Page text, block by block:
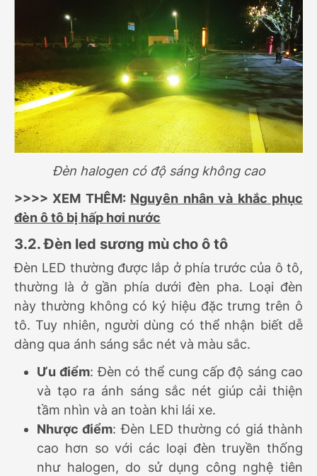
Đèn halogen có độ sáng không cao
>>>> XEM THÊM: Nguyên nhân và khắc phục
đèn ô tô bị hấp hơi nước
3.2. Đèn led sương mù cho ô tô
Đèn LED thường được lắp ở phía trước của ô tô,
thường là ở gần phía dưới đèn pha. Loại đèn
này thường không có ký hiệu đặc trưng trên ô
tô. Tuy nhiên, người dùng có thể nhận biết dễ
dàng qua ánh sáng sắc nét và màu sắc.
Ưu điểm: Đèn có thể cung cấp độ sáng cao
và tạo ra ánh sáng sắc nét giúp cải thiện
tầm nhìn và an toàn khi lái xe.
Nhược điểm: Đèn LED thường có giá thành
cao hơn so với các loại đèn truyền thống
như halogen, do sử dụng công nghệ tiên